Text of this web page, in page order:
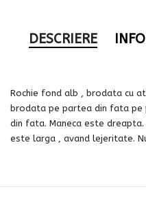
DESCRIERE
Rochie fond alb , brodata cu
brodata pe partea din fata pe
din fata. Maneca este
este larga , avand lejeritate.